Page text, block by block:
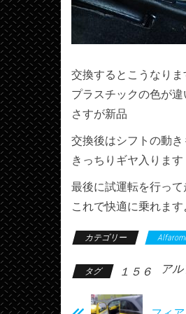
交換するとこうなりま
プラスチックの色が違
さすが新品
交換後はシフトの動
きっちりギヤ入ります
最後に試運転を行っ
これで快適に乗れます
カテゴリー
タグ １５６ ア